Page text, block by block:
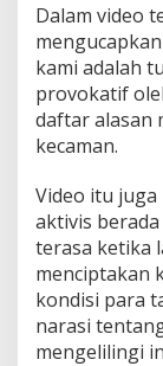
Dalam video
kami adalah
provokatif
daftar alasan
kecaman.
Video itu
aktivis berada
terasa ketika
menciptakan
kondisi para
narasi
mengelilingi